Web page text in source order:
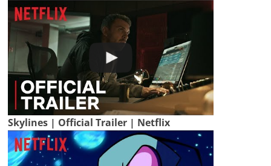
Skylines | Official Trailer | Netflix